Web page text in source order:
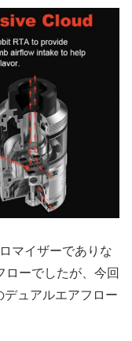
マイザーでありな
ローでしたが、今回
ュアルエアフロー